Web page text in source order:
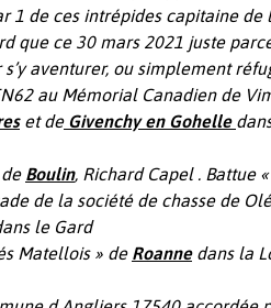
1 de ces intrépides capitaine
que ce 30 mars 2021 juste
aventurer, ou simplement ré
au Mémorial Canadien de
etdeGivenchyen Gohelle
de Boulin, Richard Capel . Battue
de la société de chasse de
le Gard
Matellois » de Roanne dans la